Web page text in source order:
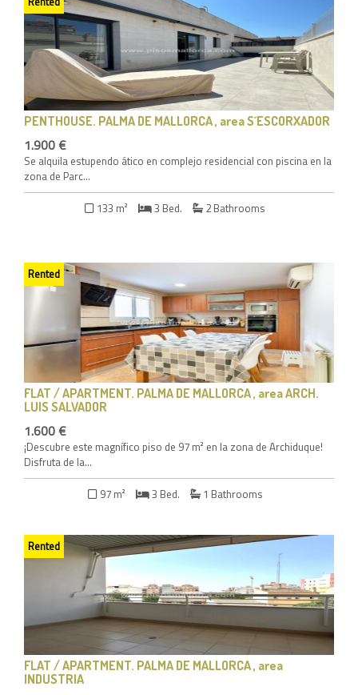
PENTHOUSE. PALMA DE MALLORCA , area S´ESCORXADOR
1.900 €
Se alquila estupendo ático en complejo residencial con piscina en la
zona de Parc...
133 m²
3 Bed. 2 Bathrooms
Rented
FLAT / APARTMENT. PALMA DE MALLORCA , area ARCH.
LUIS SALVADOR
1.600 €
¡Descubre este magnífico piso de 97 m² en la zona de Archiduque!
Disfruta de la...
97 m²
3 Bed. 1 Bathrooms
Rented
FLAT / APARTMENT. PALMA DE MALLORCA , area
INDUSTRIA